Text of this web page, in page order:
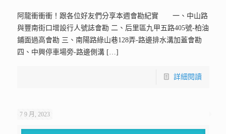
阿龍衝衝衝！跟各位好友們分享本週會勘紀實 一、中山路
與豐南街口增設行人號誌會勘 二、后里區九甲五路405號-柏油
鋪面過高會勘 三、南陽路綠山巷128弄-路邊排水溝加蓋會勘
四、中興停車場旁-路邊側溝[…]
詳細閱讀
7 9 月, 2023